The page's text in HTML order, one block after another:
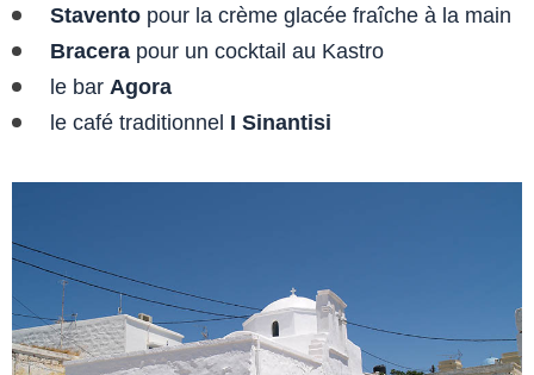
Stavento pour la crème glacée fraîche à la main
Bracera pour un cocktail au Kastro
le bar Agora
le café traditionnel I Sinantisi